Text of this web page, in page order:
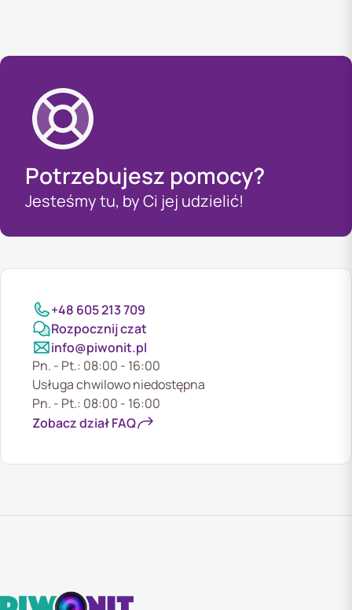
Potrzebujesz pomocy?
Jesteśmy tu, by Ci jej udzielić!
+48 605 213 709
Rozpocznij czat
info@piwonit.pl
Pn. - Pt.: 08:00 - 16:00
Usługa chwilowo niedostępna
Pn. - Pt.: 08:00 - 16:00
Zobacz dział FAQ